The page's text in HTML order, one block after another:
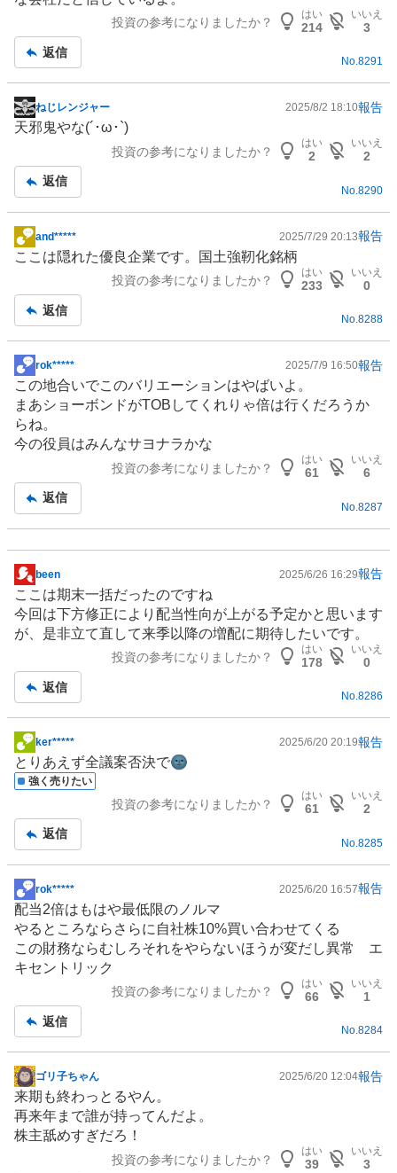
板
投資の参考になりましたか？
はい
214
いいえ
3
返信
No.8291
掲
示
事
ねじレンジャー 2025/8/2 18:10報告
天邪鬼やな(´･ω･`)
投資の参考になりましたか？
はい
2
いいえ
2
返信
No. 8290
掲
示
事
and***** 2025/7/29 20:13報告
ここは隠れた優良企業です。国土強靭化銘柄
投資の参考になりましたか？
はい
233
いいえ
0
返信
No.8288
掲
示
板
記
事
rok***** 2025/7/9 16:50報告
この地合いでこのバリエーションはやばいよ。
まあショーボンドがTOBしてくれりゃ倍は行くだろうか
らね。
今の役員はみんなサヨナラかな
投資の参考になりましたか？
はい
61
いいえ
6
返信
No. 8287
掲
示
板
記
been 2025/6/26 16:29報告
ここは期末一括だったのですね
今回は下方修正により配当性向が上がる予定かと思います
が、是非立て直して来季以降の増配に期待したいです。
投資の参考になりましたか？
はい
178
いいえ
0
返信
No.8286
掲
示
板
ker***** 2025/6/20 20:19報告
とりあえず全議案否決で🌚
強く売りたい
投資の参考になりましたか？
はい
61
いいえ
2
返信
No. 8285
掲
示
板
記
事
rok***** 2025/6/20 16:57報告
配当2倍はもはや最低限のノルマ
やるところならさらに自社株10%買い合わせてくる
この財務ならむしろそれをやらないほうが変だし異常 エ
キセントリック
投資の参考になりましたか？
はい
66
いいえ
1
返信
No.8284
掲
示
板
記
ゴリ子ちゃん 2025/6/20 12:04報告
来期も終わっとるやん。
再来年まで誰が持ってんだよ。
株主舐めすぎだろ！
投資の参考になりましたか？
はい
39
いいえ
3